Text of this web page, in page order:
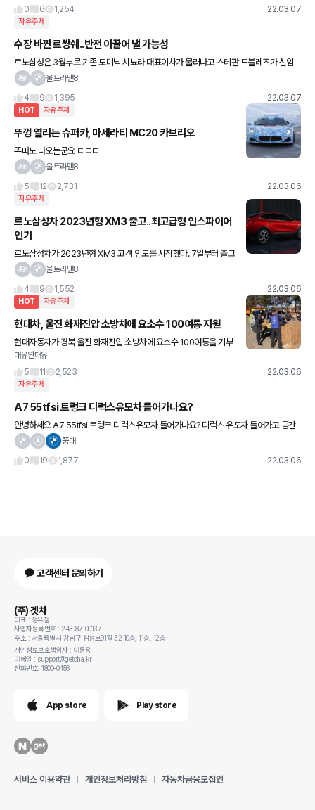
0
6 1,254 22.03.07
자유주제
수장 바뀐 르쌍쉐..반전 이끌어 낼 가능성
르노삼성은 3월부로 기존 도미닉 시뇨라 대표이사가 물러나고 스테판 드블레즈가 신임
CEO로 부임했다. 4년 4개월 만에 교체다. 한국GM 카허 카젬 사장은 올해 5월 임기를
울트라맨8
4
9 1,395 22.03.07
HOT 자유주제
뚜껑 열리는 슈퍼카, 마세라티 MC20 카브리오
뚜따도 나오는군요 ㄷㄷㄷ
울트라맨8
5
12 2,731 22.03.06
자유주제
르노삼성차 2023년형 XM3 출고..최고급형 인스파이어
인기
르노삼성차가 2023년형 XM3 고객 인도를 시작했다. 7일부터 출고
를 시작할 2023년형 XM3는 INSPIRE(인스파이어) 트림과 함께 안
울트라맨8
4
9 1,552 22.03.06
HOT 자유주제
현대차, 울진 화재진압 소방차에 요소수 100여통 지원
현대자동차가 경북 울진 화재진압 소방차에 요소수 100여통을 기부
했다. 현대자동차 포항서비스센터는 6일 울진 화재현장에 출동한 소
방차량 지원을 위해 현대모비스 등에 비축해 놓은 요소수 100여 통
대유안대유
5
11 2,523 22.03.06
자유주제
A7 55tfsi 트렁크 디럭스유모차 들어가나요?
안녕하세요 A7 55tfsi 트렁크 디럭스유모차 들어가나요? 디럭스 유모차 들어가고 공간
이 얼마나 남는지도 궁금합니다 추가로 골프백은 몇개나 들어가나요? 530i 보다 트렁크
쭝대
0
19 1,877 22.03.06
고객센터 문의하기
(주) 겟차
대표 : 정유철
사업자등록번호 : 243-87-00137
주소 : 서울특별시 강남구 삼성로91길 32 10층, 11층, 12층
개인정보보호책임자 : 이동용
이메일 : support@getcha.kr
전화번호: 1800-0456
App store Play store
서비스 이용약관 개인정보처리방침 자동차금융모집인